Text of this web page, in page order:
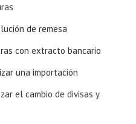
de remesa
con extracto bancario
una importación
el cambio de divisas y